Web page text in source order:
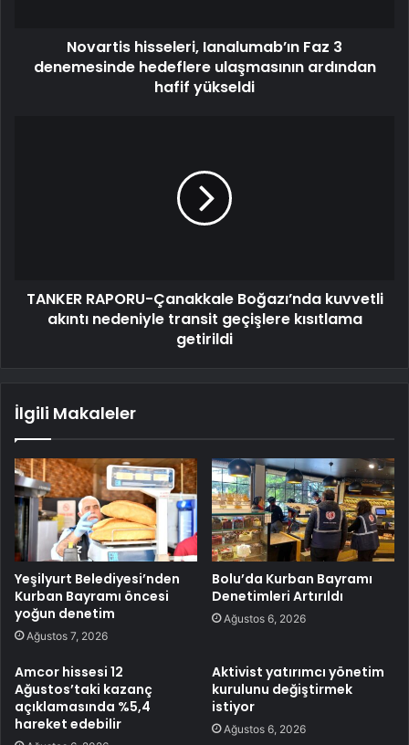
Novartis hisseleri, Ianalumab’ın Faz 3
denemesinde hedeflere ulaşmasının ardından
hafif yükseldi
TANKER RAPORU-Çanakkale Boğazı’nda kuvvetli
akıntı nedeniyle transit geçişlere kısıtlama
getirildi
İlgili Makaleler
Yeşilyurt Belediyesi’nden
Kurban Bayramı öncesi
yoğun denetim
Ağustos 7, 2026
Bolu’da Kurban Bayramı
Denetimleri Artırıldı
Ağustos 6, 2026
Amcor hissesi 12
Ağustos’taki kazanç
açıklamasında %5,4
hareket edebilir
Aktivist yatırımcı yönetim
kurulunu değiştirmek
istiyor
Ağustos 6, 2026